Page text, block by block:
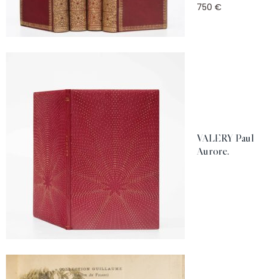
750 €
VALERY Paul
Aurore.